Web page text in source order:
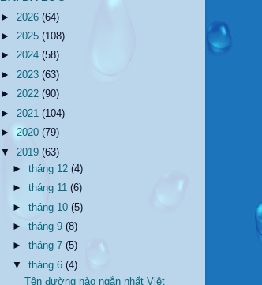
► 2026 (64)
► 2025 (108)
► 2024 (58)
► 2023 (63)
► 2022 (90)
► 2021 (104)
► 2020 (79)
▼ 2019 (63)
►tháng 12(4)
►tháng 11(6)
►tháng 10(5)
►tháng 9(8)
►tháng 7(5)
▼tháng 6(4)
Tên đường nào ngắn nhất Việt